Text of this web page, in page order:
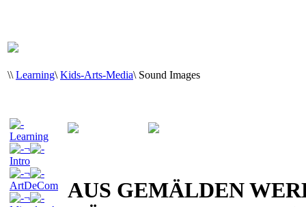
\\ Learning\ Kids-Arts-Media\ Sound Images
Learning
¬
Intro
¬
ArtDeCom
¬
AUS GEMÄLDEN